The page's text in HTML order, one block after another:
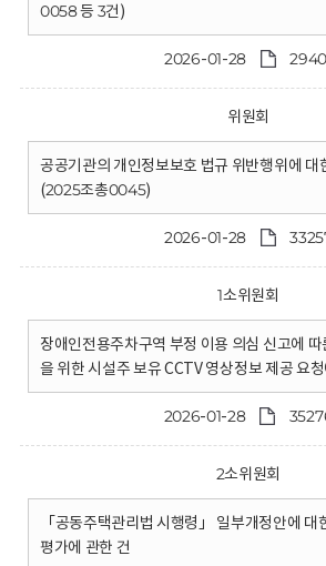
0058 등 3건)
2026-01-28
위원회
공공기관의 개인정보보호 법규 위반행위에 대
(2025조총0045)
2026-01-28
1소위원회
장애인전용주차구역 부정 이용 의심 신고에
을 위한 시설주 보유 CCTV 영상정보 제공 요
2026-01-28
2소위원회
「공동주택관리법 시행령」 일부개정안에 대
평가에 관한 건